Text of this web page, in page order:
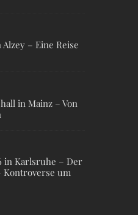
– Eine Reise
in Mainz – Von
in Karlsruhe – Der
Kontroverse um